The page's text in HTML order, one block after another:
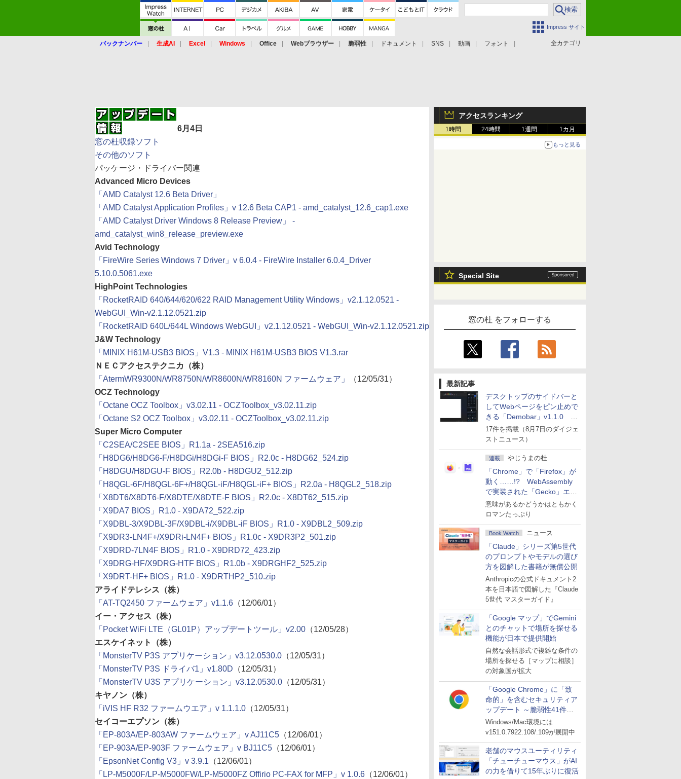
Impress サイト
全カテゴリ
バックナンバー 生成AI Excel Windows Office Webブラウザー 脆弱性 ドキュメント SNS 動画 フォント
アクセスランキング
1時間 24時間 1週間 1カ月
もっと見る
Special Site
窓の杜 をフォローする
最新記事
デスクトップのサイドバーと
してWebページをピン止めで
きる「Demobar」v1.1.0 ほ
か
17件を掲載（8月7日のダイジェ
ストニュース）
連載 やじうまの杜
「Chrome」で「Firefox」が
動く……!? WebAssembly
で実装された「Gecko」エン
ジン
意味があるかどうかはともかく
ロマンたっぷり
Book Watch ニュース
「Claude」シリーズ第5世代
のプロンプトやモデルの選び
方を図解した書籍が無償公開
Anthropicの公式ドキュメント2
本を日本語で図解した『Claude
5世代 マスターガイド』
「Google マップ」でGemini
とのチャットで場所を探せる
機能が日本で提供開始
自然な会話形式で複雑な条件の
場所を探せる［マップに相談］
の対象国が拡大
「Google Chrome」に「致
命的」を含むセキュリティア
ップデート ～脆弱性41件に
対処
Windows/Mac環境には
v151.0.7922.108/.109が展開中
老舗のマウスユーティリティ
「チューチューマウス」がAI
の力を借りて15年ぶりに復活
6月4日
窓の杜収録ソフト
その他のソフト
パッケージ・ドライバー関連
Advanced Micro Devices
「AMD Catalyst 12.6 Beta Driver」
「AMD Catalyst Application Profiles」v 12.6 Beta CAP1 - amd_catalyst_12.6_cap1.exe
「AMD Catalyst Driver Windows 8 Release Preview」 -
amd_catalyst_win8_release_preview.exe
Avid Technology
「FireWire Series Windows 7 Driver」v 6.0.4 - FireWire Installer 6.0.4_Driver
5.10.0.5061.exe
HighPoint Technologies
「RocketRAID 640/644/620/622 RAID Management Utility Windows」v2.1.12.0521 -
WebGUI_Win-v2.1.12.0521.zip
「RocketRAID 640L/644L Windows WebGUI」v2.1.12.0521 - WebGUI_Win-v2.1.12.0521.zip
J&W Technology
「MINIX H61M-USB3 BIOS」V1.3 - MINIX H61M-USB3 BIOS V1.3.rar
ＮＥＣアクセステクニカ（株）
「AtermWR9300N/WR8750N/WR8600N/WR8160N ファームウェア」
（12/05/31）
OCZ Technology
「Octane OCZ Toolbox」v3.02.11 - OCZToolbox_v3.02.11.zip
「Octane S2 OCZ Toolbox」v3.02.11 - OCZToolbox_v3.02.11.zip
Super Micro Computer
「C2SEA/C2SEE BIOS」R1.1a - 2SEA516.zip
「H8DG6/H8DG6-F/H8DGi/H8DGi-F BIOS」R2.0c - H8DG62_524.zip
「H8DGU/H8DGU-F BIOS」R2.0b - H8DGU2_512.zip
「H8QGL-6F/H8QGL-6F+/H8QGL-iF/H8QGL-iF+ BIOS」R2.0a - H8QGL2_518.zip
「X8DT6/X8DT6-F/X8DTE/X8DTE-F BIOS」R2.0c - X8DT62_515.zip
「X9DA7 BIOS」R1.0 - X9DA72_522.zip
「X9DBL-3/X9DBL-3F/X9DBL-i/X9DBL-iF BIOS」R1.0 - X9DBL2_509.zip
「X9DR3-LN4F+/X9DRi-LN4F+ BIOS」R1.0c - X9DR3P2_501.zip
「X9DRD-7LN4F BIOS」R1.0 - X9DRD72_423.zip
「X9DRG-HF/X9DRG-HTF BIOS」R1.0b - X9DRGHF2_525.zip
「X9DRT-HF+ BIOS」R1.0 - X9DRTHP2_510.zip
アライドテレシス（株）
「AT-TQ2450 ファームウェア」v1.1.6 （12/06/01）
イー・アクセス（株）
「Pocket WiFi LTE（GL01P）アップデートツール」v2.00 （12/05/28）
エスケイネット（株）
「MonsterTV P3S アプリケーション」v3.12.0530.0 （12/05/31）
「MonsterTV P3S ドライバ1」v1.80D （12/05/31）
「MonsterTV U3S アプリケーション」v3.12.0530.0 （12/05/31）
キヤノン（株）
「iVIS HF R32 ファームウエア」v 1.1.1.0 （12/05/31）
セイコーエプソン（株）
「EP-803A/EP-803AW ファームウェア」v AJ11C5 （12/06/01）
「EP-903A/EP-903F ファームウェア」v BJ11C5 （12/06/01）
「EpsonNet Config V3」v 3.9.1 （12/06/01）
「LP-M5000F/LP-M5000FW/LP-M5000FZ Offirio PC-FAX for MFP」v 1.0.6 （12/06/01）